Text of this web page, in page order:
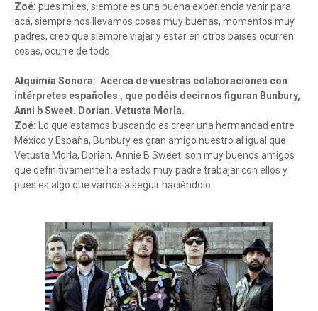
Zoé: pues miles, siempre es una buena experiencia venir para
acá, siempre nos llevamos cosas muy buenas, momentos muy
padres, creo que siempre viajar y estar en otros países ocurren
cosas, ocurre de todo.
Alquimia Sonora: Acerca de vuestras colaboraciones con
intérpretes españoles , que podéis decirnos figuran Bunbury,
Anni b Sweet. Dorian. Vetusta Morla.
Zoé: Lo que estamos buscando es crear una hermandad entre
México y España, Bunbury es gran amigo nuestro al igual que
Vetusta Morla, Dorian, Annie B Sweet, son muy buenos amigos
que definitivamente ha estado muy padre trabajar con ellos y
pues es algo que vamos a seguir haciéndolo.